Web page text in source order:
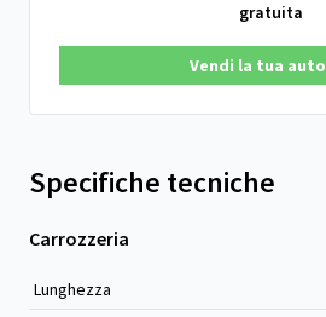
gratuita
Vendi la tua auto
Specifiche tecniche
Carrozzeria
Lunghezza